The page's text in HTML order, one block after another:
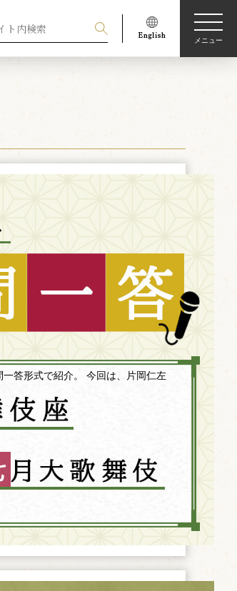
メニュー
答形式で紹介。 今回は、片岡仁左